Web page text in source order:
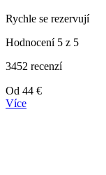
Rychle se rezervují
Hodnocení 5 z 5
3452 recenzí
Ceny
od
Od 44 €
Více